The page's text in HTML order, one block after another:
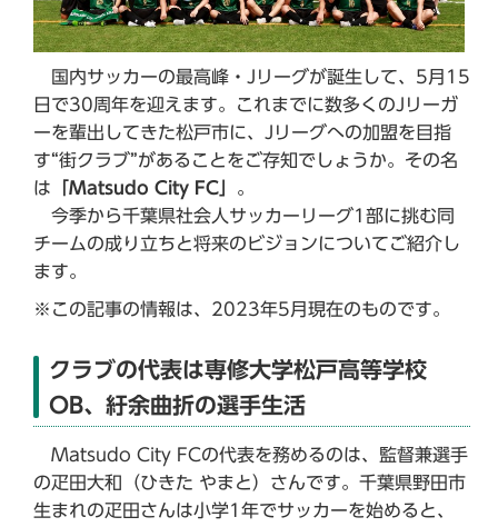
国内サッカーの最高峰・Jリーグが誕生して、5月15
日で30周年を迎えます。これまでに数多くのJリーガ
ーを輩出してきた松戸市に、Jリーグへの加盟を目指
す“街クラブ”があることをご存知でしょうか。その名
は 「Matsudo City FC」 。
今季から千葉県社会人サッカーリーグ1部に挑む同
チームの成り立ちと将来のビジョンについてご紹介し
ます。
※この記事の情報は、2023年5月現在のものです。
クラブの代表は専修大学松戸高等学校
OB、紆余曲折の選手生活
Matsudo City FCの代表を務めるのは、監督兼選手
の疋田大和（ひきた やまと）さんです。千葉県野田市
生まれの疋田さんは小学1年でサッカーを始めると、